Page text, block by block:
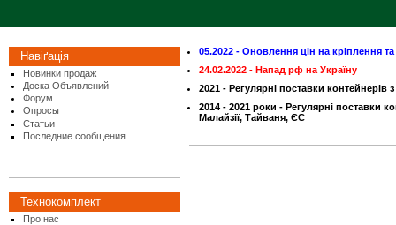
Навіґація
Новинки продаж
Доска Объявлений
Форум
Опросы
Статьи
Последние сообщения
Технокомплект
Про нас
05.2022 - Оновлення цін на кріплення
24.02.2022 - Напад рф на Україну
2021 - Регулярні поставки контейнерів
2014 - 2021 роки - Регулярні поставки
Малайзії, Тайваня, ЄС